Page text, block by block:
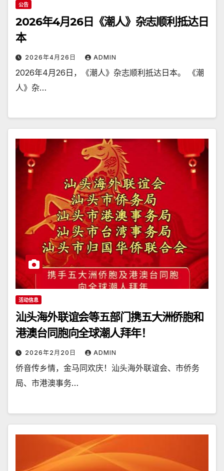
公告
2026年4月26日《潮人》杂志顺利抵达日
本
2026年4月26日 ADMIN
2026年4月26日，《潮人》杂志顺利抵达日本。 《潮
人》杂…
活动信息
汕头海外联谊会等五部门携五大洲侨胞和
港澳台同胞向全球潮人拜年！
2026年2月20日 ADMIN
侨音传乡情，金马同欢庆！汕头海外联谊会、市侨务
局、市港澳事务…